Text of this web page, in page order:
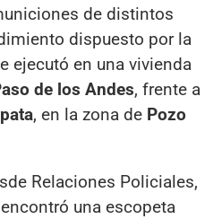
de distintos
dispuesto por la
ejecutó en una vivienda
de los Andes, frente a
, en la zona de Pozo
Relaciones Policiales,
una escopeta